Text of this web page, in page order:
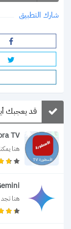
شارك التطبيق
قد يعجبك
TV
هنا
هنا